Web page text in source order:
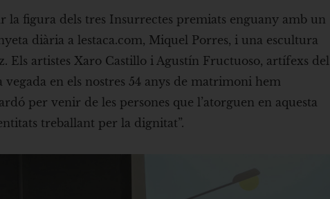
la figura dels tres Insurrectes premiats enguany amb un
diària a lestaca.com, Miquel Porres, i una escultura
Els artistes Xaro Castillo i Agustín Fructuoso, artífexs del
en els nostres 54 anys de matrimoni hem
per venir de les persones que l’atorguen en aquesta
treballant per la dignitat”.